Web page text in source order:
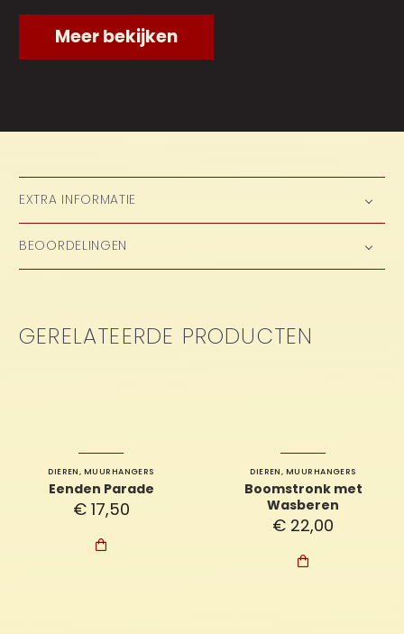
Meer bekijken
EXTRA INFORMATIE
BEOORDELINGEN
GERELATEERDE PRODUCTEN
DIEREN, MUURHANGERS
Eenden Parade
€17,50

DIEREN, MUURHANGERS
Boomstronk met
Wasberen
€ 22,00
